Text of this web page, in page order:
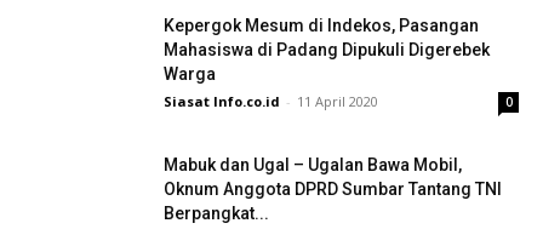
Kepergok Mesum di Indekos, Pasangan
Mahasiswa di Padang Dipukuli Digerebek
Warga
Siasat Info.co.id - 11 April 2020 0
Mabuk dan Ugal – Ugalan Bawa Mobil,
Oknum Anggota DPRD Sumbar Tantang TNI
Berpangkat...